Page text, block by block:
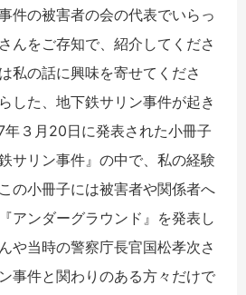
件の被害者の会の代表でいらっ
んをご存知で、紹介してくださ
私の話に興味を寄せてくださ
した、地下鉄サリン事件が起き
３月20日に発表された小冊子
サリン事件』の中で、私の経験
の小冊子には被害者や関係者へ
アンダーグラウンド』を発表し
や当時の警察庁長官国松孝次さ
事件と関わりのある方々だけで